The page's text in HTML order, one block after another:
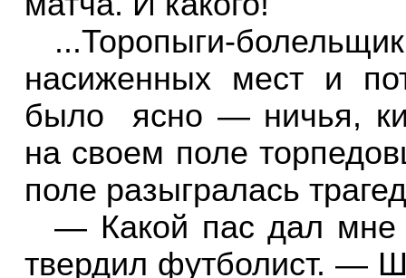
...Торопыги-
насиженных мест и
было
ясно — ничья,
на своем поле
поле разыгралась
— Какой пас дал мне
твердил футболист. —